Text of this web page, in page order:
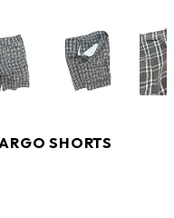
SHORTS